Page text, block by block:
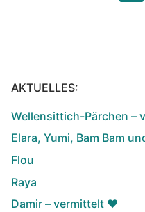
AKTUELLES:
Wellensittich-Pärchen –
Elara, Yumi, Bam Bam
Flou
Raya
Damir – vermittelt ♥️